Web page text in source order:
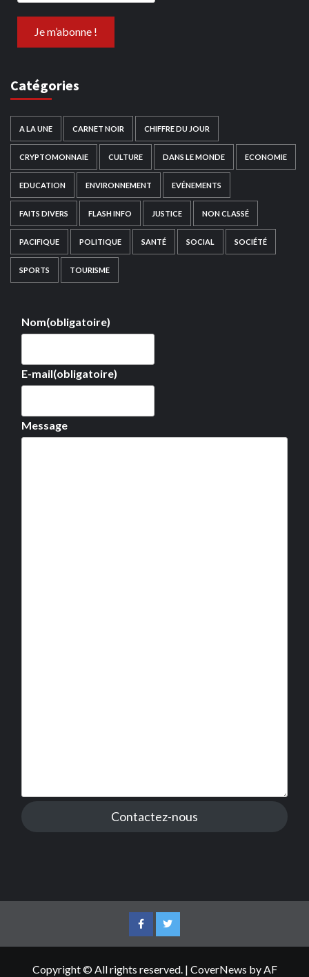
Catégories
A LA UNE CARNET NOIR CHIFFRE DU JOUR
CRYPTOMONNAIE CULTURE DANS LE MONDE ECONOMIE
EDUCATION ENVIRONNEMENT EVÉNEMENTS
FAITS DIVERS FLASH INFO JUSTICE NON CLASSÉ
PACIFIQUE POLITIQUE SANTÉ SOCIAL SOCIÉTÉ
SPORTS TOURISME
Nom(obligatoire)
E-mail(obligatoire)
Message
Contactez-nous
FacebookTwitter
Copyright © All rights reserved. | CoverNews by AF